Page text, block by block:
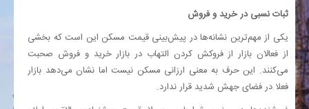
ثبات نسبی در خرید و فروش
یکی از مهم‌ترین نشانه‌ها در پیش‌بینی قیمت مسکن این است که بخشی
از فعالان بازار از فروکش کردن التهاب در بازار خرید و فروش صحبت
می‌کنند. این حرف به معنی ارزانی مسکن نیست اما نشان می‌دهد بازار
فعلا در فضای جهش شدید قرار ندارد.